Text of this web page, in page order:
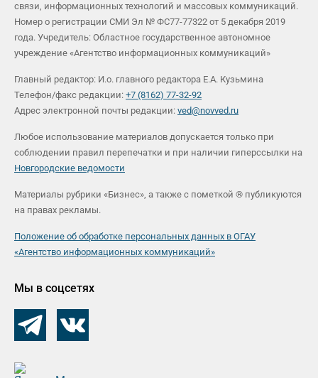
связи, информационных технологий и массовых коммуникаций.
Номер о регистрации СМИ Эл № ФС77-77322 от 5 декабря 2019
года. Учредитель: Областное государственное автономное
учреждение «Агентство информационных коммуникаций»
Главный редактор: И.о. главного редактора Е.А. Кузьмина
Телефон/факс редакции: +7 (8162) 77-32-92
Адрес электронной почты редакции: ved@novved.ru
Любое использование материалов допускается только при
соблюдении правил перепечатки и при наличии гиперссылки на
Новгородские ведомости
Материалы рубрики «Бизнес», а также с пометкой ® публикуются
на правах рекламы.
Положение об обработке персональных данных в ОГАУ
«Агентство информационных коммуникаций»
Мы в соцсетях